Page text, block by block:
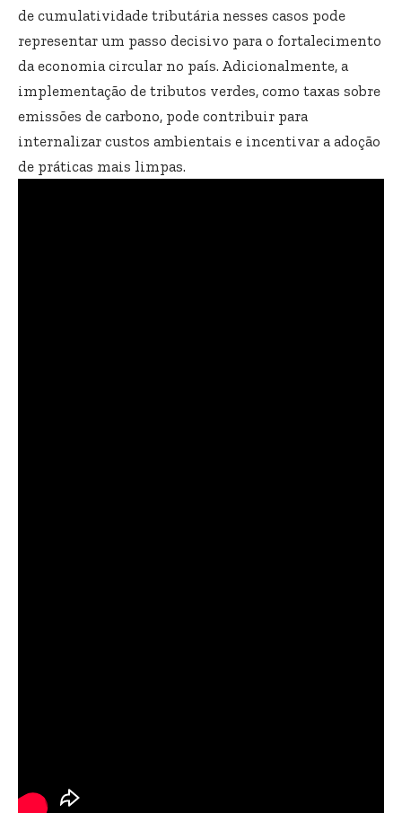
de cumulatividade tributária nesses casos pode
representar um passo decisivo para o fortalecimento
da economia circular no país. Adicionalmente, a
implementação de tributos verdes, como taxas sobre
emissões de carbono, pode contribuir para
internalizar custos ambientais e incentivar a adoção
de práticas mais limpas.